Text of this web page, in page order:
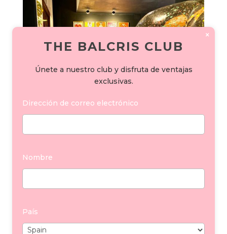
×
THE BALCRIS CLUB
Únete a nuestro club y disfruta de ventajas
exclusivas.
Dirección de correo electrónico
Nombre
País